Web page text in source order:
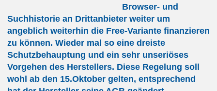
Browser- und
Suchhistorie an Drittanbieter weiter um
angeblich weiterhin die Free-Variante finanzieren
zu können. Wieder mal so eine dreiste
Schutzbehauptung und ein sehr unseriöses
Vorgehen des Herstellers. Diese Regelung soll
wohl ab den 15.Oktober gelten, entsprechend